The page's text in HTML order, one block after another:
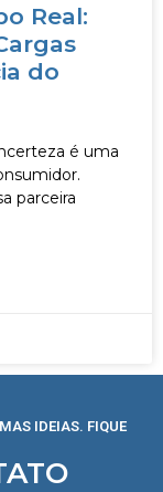
Real:
do
é uma
parceira
IDEIAS. FIQUE